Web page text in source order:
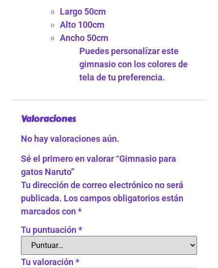
Largo 50cm
Alto 100cm
Ancho 50cm
Puedes personalízar este
gimnasio con los colores de
tela de tu preferencia.
Valoraciones
No hay valoraciones aún.
Sé el primero en valorar “Gimnasio para
gatos Naruto”
Tu dirección de correo electrónico no será
publicada. Los campos obligatorios están
marcados con*
Tu puntuación*
Tu valoración*